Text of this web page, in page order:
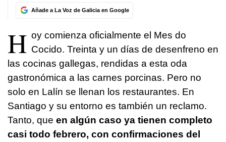
Añade a La Voz de Galicia en Google
H oy comienza oficialmente el Mes do
Cocido. Treinta y un días de desenfreno en
las cocinas gallegas, rendidas a esta oda
gastronómica a las carnes porcinas. Pero no
solo en Lalín se llenan los restaurantes. En
Santiago y su entorno es también un reclamo.
Tanto, que en algún caso ya tienen completo
casi todo febrero, con confirmaciones del